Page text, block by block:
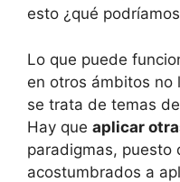
esto ¿qué
Lo que puede
en otros ámbitos no
se trata de temas
Hay que aplicar
paradigmas, puesto
acostumbrados a